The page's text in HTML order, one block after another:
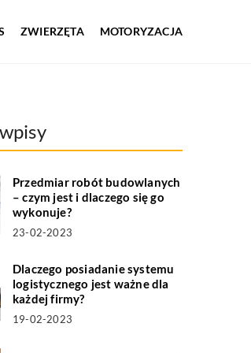
ZWIERZĘTA MOTORYZACJA
Przedmiar robót budowlanych
– czym jest i dlaczego się go
wykonuje?
23-02-2023
Dlaczego posiadanie systemu
logistycznego jest ważne dla
każdej firmy?
19-02-2023